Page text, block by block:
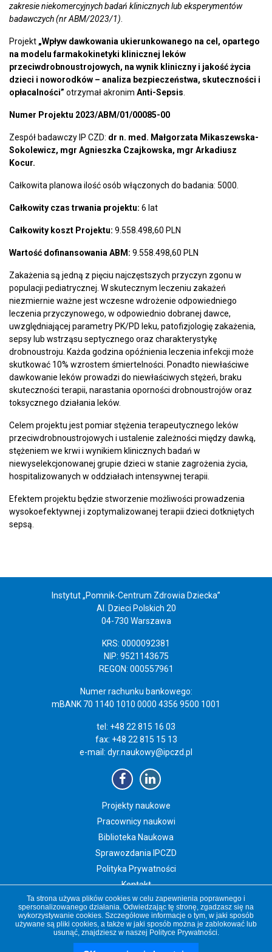
zakresie niekomercyjnych badań klinicznych lub eksperymentów
badawczych(nr ABM/2023/1)
Projekt „Wpływ dawkowania ukierunkowanego na cel, opartego
na modelu farmakokinetyki klinicznej leków
przeciwdrobnoustrojowych, na wynik kliniczny i jakość życia
dzieci i noworodków – analiza bezpieczeństwa, skuteczności i
opłacalności” otrzymał akronim Anti-Sepsis
Numer Projektu 2023/ABM/01/00085-00
Zespół badawczy IP CZD: dr n. med. Małgorzata Mikaszewska-
Sokolewicz, mgr Agnieszka Czajkowska, mgr Arkadiusz
Kocur.
Całkowita planowa ilość osób włączonych do badania: 5000.
Całkowity czas trwania projektu: 6 lat
Całkowity koszt Projektu: 9.558.498,60 PLN
Wartość dofinansowania ABM: 9.558.498,60 PLN
Zakażenia są jedną z pięciu najczęstszych przyczyn zgonu w
populacji pediatrycznej. W skutecznym leczeniu zakażeń
niezmiernie ważne jest wczesne wdrożenie odpowiedniego
leczenia przyczynowego, w odpowiednio dobranej dawce,
uwzględniającej parametry PK/PD leku, patofizjologię zakażenia,
sepsy lub wstrząsu septycznego oraz charakterystykę
drobnoustroju. Każda godzina opóźnienia leczenia infekcji może
skutkować 10% wzrostem śmiertelności. Ponadto niewłaściwe
dawkowanie leków prowadzi do niewłaściwych stężeń, braku
skuteczności terapii, narastania oporności drobnoustrojów oraz
toksycznego działania leków.
Celem projektu jest pomiar stężenia terapeutycznego leków
przeciwdrobnoustrojowych i ustalenie zależności między dawką,
stężeniem we krwi i wynikiem klinicznych badań w
niewyselekcjonowanej grupie dzieci w stanie zagrożenia życia,
hospitalizowanych w oddziałach intensywnej terapii.
Efektem projektu będzie stworzenie możliwości prowadzenia
wysokoefektywnej i zoptymalizowanej terapii dzieci dotkniętych
sepsą.
Instytut „Pomnik-Centrum Zdrowia Dziecka”
Al. Dzieci Polskich 20
04-730 Warszawa
KRS: 0000092381
NIP: 9521143675
REGON: 000557961
Numer rachunku bankowego:
mBANK 70 1140 1010 0000 4356 9500 1001
tel: +48 22 815 16 03
fax: +48 22 815 15 13
e-mail: dyr.naukowy@ipczd.pl
Projekty naukowe
Pracownicy naukowi
Biblioteka Naukowa
Sprawozdania IPCZD
Polityka Prywatności
Kontakt
Newsletter IPCZD
Copyright 2019 Instytut „Pomnik-Centrum Zdrowia Dziecka”
Ta strona używa plików cookies w celu zapewnienia poprawnego i
spersonalizowanego działania. Odwiedzając tę stronę, zgadzasz się na
wykorzystywanie cookies. Szczegółowe informacje o tym, w jaki sposób
używane są pliki cookies, a także w jaki sposób można je zablokować lub
usunąć, znajdziesz w naszej Polityce Prywatności.